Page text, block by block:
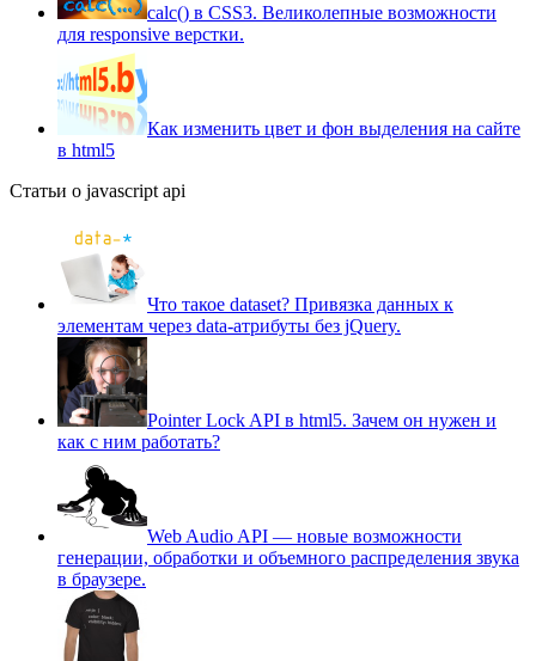
сalc() в CSS3. Великолепные возможности
для responsive верстки.
Как изменить цвет и фон выделения на сайте
в html5
Статьи о javascript api
Что такое dataset? Привязка данных к
элементам через data-атрибуты без jQuery.
Pointer Lock API в html5. Зачем он нужен и
как с ним работать?
Web Audio API — новые возможности
генерации, обработки и объемного распределения звука
в браузере.